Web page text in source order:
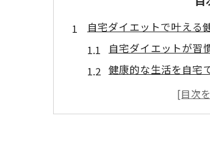
自宅ダイエットで叶える
自宅ダイエットが習
健康的な生活を自宅
自宅ダイエットの成
大阪府枚方市で叶う